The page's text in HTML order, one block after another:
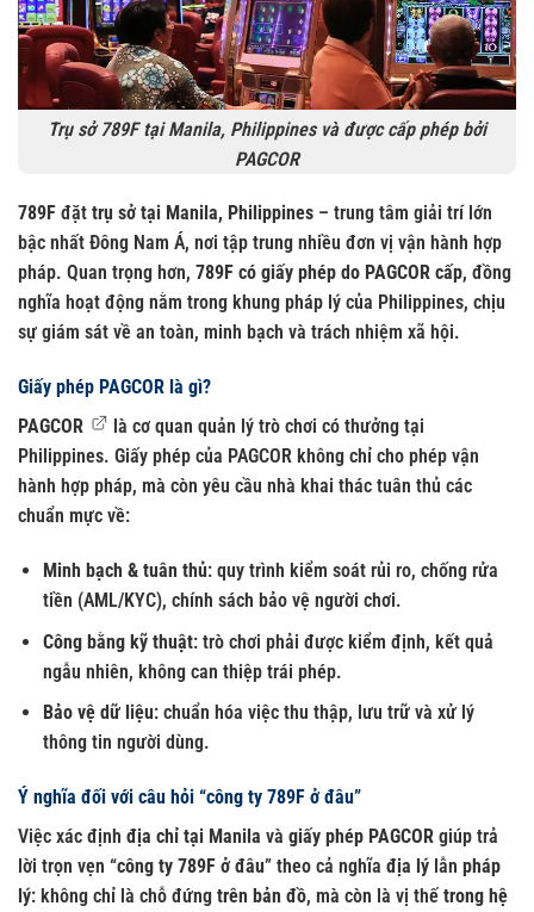
Trụ sở 789F tại Manila, Philippines và được cấp phép bởi
PAGCOR
789F đặt trụ sở tại Manila, Philippines – trung tâm giải trí lớn
bậc nhất Đông Nam Á, nơi tập trung nhiều đơn vị vận hành hợp
pháp. Quan trọng hơn, 789F có giấy phép do PAGCOR cấp, đồng
nghĩa hoạt động nằm trong khung pháp lý của Philippines, chịu
sự giám sát về an toàn, minh bạch và trách nhiệm xã hội.
Giấy phép PAGCOR là gì?
PAGCOR
là cơ quan quản lý trò chơi có thưởng tại
Philippines. Giấy phép của PAGCOR không chỉ cho phép vận
hành hợp pháp, mà còn yêu cầu nhà khai thác tuân thủ các
chuẩn mực về:
Minh bạch & tuân thủ: quy trình kiểm soát rủi ro, chống rửa
tiền (AML/KYC), chính sách bảo vệ người chơi.
Công bằng kỹ thuật: trò chơi phải được kiểm định, kết quả
ngẫu nhiên, không can thiệp trái phép.
Bảo vệ dữ liệu: chuẩn hóa việc thu thập, lưu trữ và xử lý
thông tin người dùng.
Ý nghĩa đối với câu hỏi “công ty 789F ở đâu”
Việc xác định địa chỉ tại Manila và giấy phép PAGCOR giúp trả
lời trọn vẹn “công ty 789F ở đâu” theo cả nghĩa địa lý lẫn pháp
lý: không chỉ là chỗ đứng trên bản đồ, mà còn là vị thếtrong hệ